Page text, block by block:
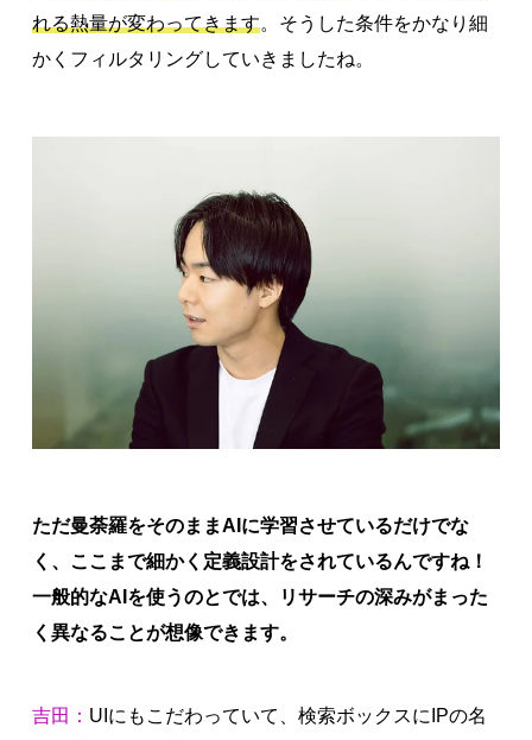
れる熱量が変わってきます。そうした条件をかなり細
かくフィルタリングしていきましたね。
ただ曼荼羅をそのままAIに学習させているだけでな
く、ここまで細かく定義設計をされているんですね！
一般的なAIを使うのとでは、リサーチの深みがまった
く異なることが想像できます。
吉田： UIにもこだわっていて、検索ボックスにIPの名